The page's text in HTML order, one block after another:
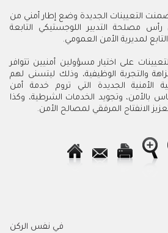
التعيينات الجديدة وضع إطار أمني من
مصلحة التدبير اللوجستيكي التابعة
لمديرية الأمن العمومي.
على اختيار مسؤولين أمنيين تتوافر
والتجربة الوظيفية، وذلك ليتسنى لهم
الأمنية الجديدة التي تروم خدمة أمن
بالأمن، وتجويد الخدمات الشرطية، وكذا
الانفتاح المرفقي لمصالح الأمن.
في نفس الركن